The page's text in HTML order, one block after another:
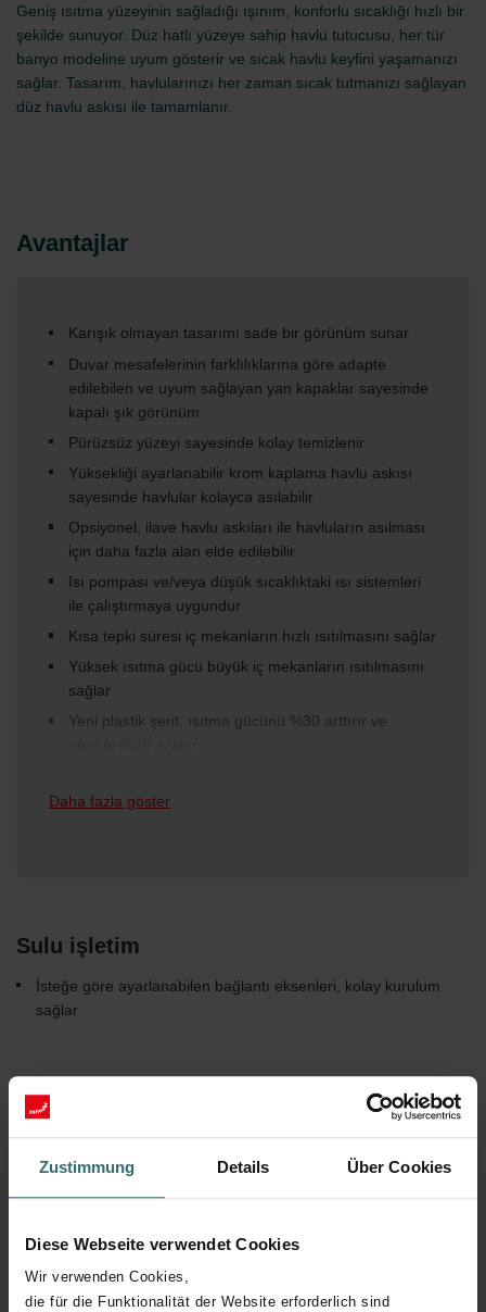
Zustimmung Details Über Cookies
Diese Webseite verwendet Cookies
Wir verwenden Cookies,
die für die Funktionalität der Website erforderlich sind
Geniş ısıtma yüzeyinin sağladığı ışınım, konforlu sıcaklığı hızlı bir
şekilde sunuyor. Düz hatlı yüzeye sahip havlu tutucusu, her tür
banyo modeline uyum gösterir ve sıcak havlu keyfini yaşamanızı
sağlar. Tasarım, havlularınızı her zaman sıcak tutmanızı sağlayan
düz havlu askısı ile tamamlanır.
Avantajlar
Karışık olmayan tasarımı sade bir görünüm sunar
Duvar mesafelerinin farklılıklarına göre adapte
edilebilen ve uyum sağlayan yan kapaklar sayesinde
kapalı şık görünüm
Pürüzsüz yüzeyi sayesinde kolay temizlenir
Yüksekliği ayarlanabilir krom kaplama havlu askısı
sayesinde havlular kolayca asılabilir
Opsiyonel, ilave havlu askıları ile havluların asılması
için daha fazla alan elde edilebilir
Isı pompası ve/veya düşük sıcaklıktaki ısı sistemleri
ile çalıştırmaya uygundur
Kısa tepki süresi iç mekanların hızlı ısıtılmasını sağlar
Yüksek ısıtma gücü büyük iç mekanların ısıtılmasını
sağlar
Yeni plastik şerit, ısıtma gücünü %30 arttırır ve
Daha fazla göster
Sulu işletim
İsteğe göre ayarlanabilen bağlantı eksenleri, kolay kurulum
sağlar